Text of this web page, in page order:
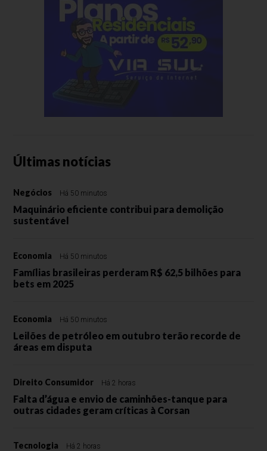
Últimas notícias
Negócios Há 50 minutos
Maquinário eficiente contribui para demolição
sustentável
Economia Há 50 minutos
Famílias brasileiras perderam R$ 62,5 bilhões para
bets em 2025
Economia Há 50 minutos
Leilões de petróleo em outubro terão recorde de
áreas em disputa
Direito Consumidor Há 2 horas
Falta d’água e envio de caminhões-tanque para
outras cidades geram críticas à Corsan
Tecnologia Há 2 horas